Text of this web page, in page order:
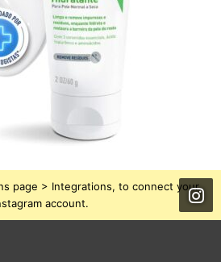
page > Integrations, to connect your
account.